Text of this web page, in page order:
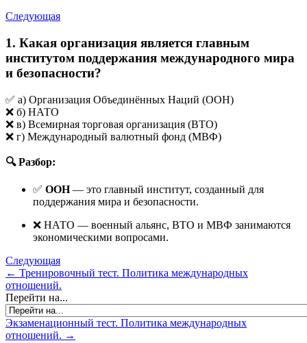
Следующая
1. Какая организация является главным
институтом поддержания международного мира
и безопасности?
✅ а) Организация Объединённых Наций (ООН)
❌ б) НАТО
❌ в) Всемирная торговая организация (ВТО)
❌ г) Международный валютный фонд (МВФ)
🔍 Разбор:
✅ ООН — это главный институт, созданный для
поддержания мира и безопасности.
❌ НАТО — военный альянс, ВТО и МВФ занимаются
экономическими вопросами.
Следующая
← Тренировочный тест. Политика международных
отношений.
Перейти на...
Экзаменационный тест. Политика международных
отношений. →